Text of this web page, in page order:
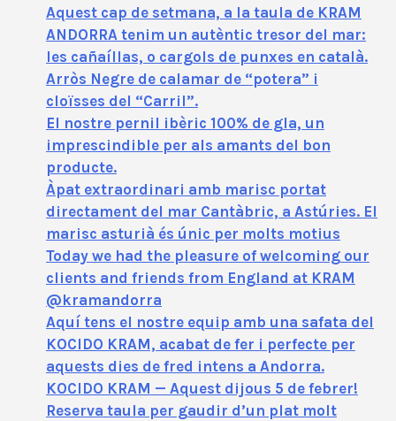
Aquest cap de setmana, a la taula de KRAM
ANDORRA tenim un autèntic tresor del mar:
les cañaíllas, o cargols de punxes en català.
Arròs Negre de calamar de “potera” i
cloïsses del “Carril”.
El nostre pernil ibèric 100% de gla, un
imprescindible per als amants del bon
producte.
Àpat extraordinari amb marisc portat
directament del mar Cantàbric, a Astúries. El
marisc asturià és únic per molts motius
Today we had the pleasure of welcoming our
clients and friends from England at KRAM
@kramandorra
Aquí tens el nostre equip amb una safata del
KOCIDO KRAM, acabat de fer i perfecte per
aquests dies de fred intens a Andorra.
KOCIDO KRAM — Aquest dijous 5 de febrer!
Reserva taula per gaudir d’un plat molt